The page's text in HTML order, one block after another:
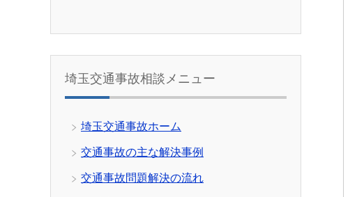
埼玉交通事故相談メニュー
埼玉交通事故ホーム
交通事故の主な解決事例
交通事故問題解決の流れ